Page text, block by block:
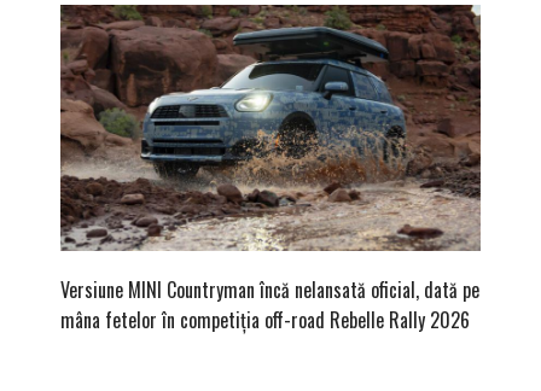
Versiune MINI Countryman încă nelansată oficial, dată pe
mâna fetelor în competiția off-road Rebelle Rally 2026